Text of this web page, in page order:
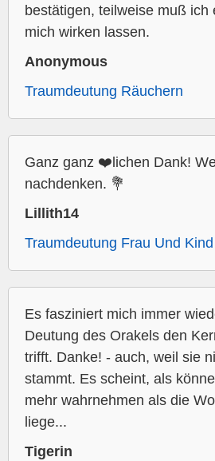
bestätigen, teilweise muß ich
mich wirken lassen.
Anonymous
Traumdeutung Räuchern
Ganz ganz ❤️lichen Dank!
nachdenken. 💐
Lillith14
Traumdeutung Frau Und Kind
Es fasziniert mich immer
Deutung des Orakels den
trifft. Danke! - auch, weil sie
stammt. Es scheint, als
mehr wahrnehmen als die
liege...
Tigerin